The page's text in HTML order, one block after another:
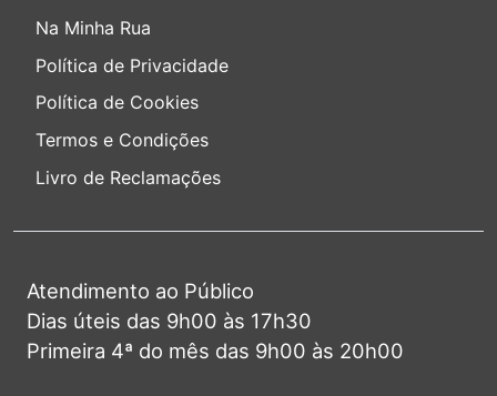
Na Minha Rua
Política de Privacidade
Política de Cookies
Termos e Condições
Livro de Reclamações
Atendimento ao Público
Dias úteis das 9h00 às 17h30
Primeira 4ª do mês das 9h00 às 20h00